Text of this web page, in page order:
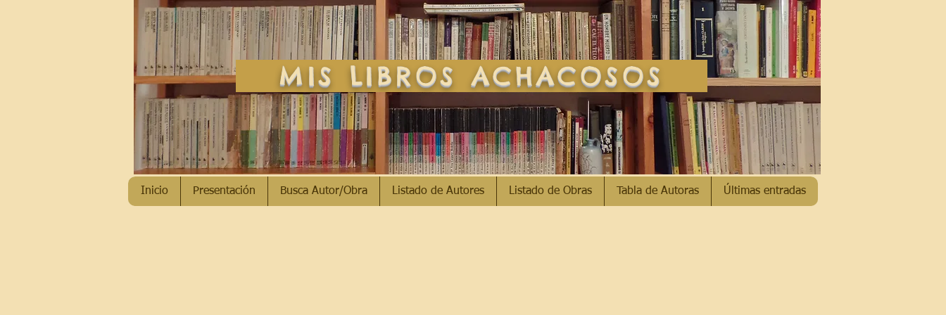
MIS LIBROS ACHACOSOS
Inicio Presentación Busca Autor/Obra Listado de Autores Listado de Obras Tabla de Autoras Últimas entradas